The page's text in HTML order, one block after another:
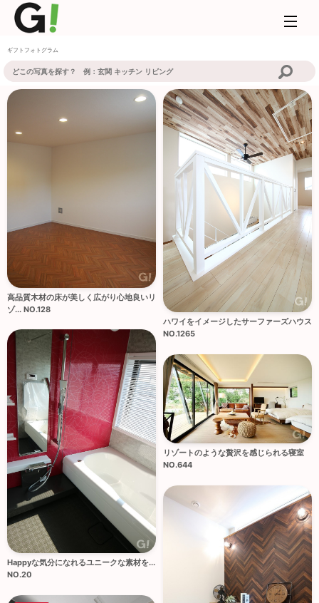
ギフトフォトグラム
高品質木材の床が美しく広がり心地良いリ
ゾ... NO.128
ハワイをイメージしたサーファーズハウス
NO.1265
Happyな気分になれるユニークな素材を...
NO.20
リゾートのような贅沢を感じられる寝室
NO.644